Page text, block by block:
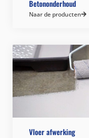
Betononderhoud
Naar de producten
Vloer afwerking